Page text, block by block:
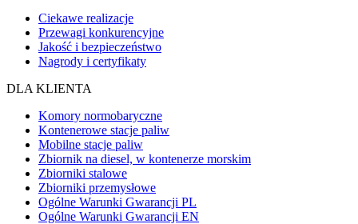
Ciekawe realizacje
Przewagi konkurencyjne
Jakość i bezpieczeństwo
Nagrody i certyfikaty
DLA KLIENTA
Komory normobaryczne
Kontenerowe stacje paliw
Mobilne stacje paliw
Zbiornik na diesel, w kontenerze morskim
Zbiorniki stalowe
Zbiorniki przemysłowe
Ogólne Warunki Gwarancji PL
Ogólne Warunki Gwarancji EN